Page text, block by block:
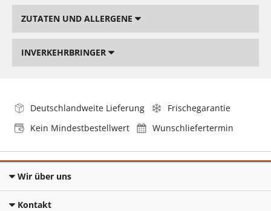
ZUTATEN UND ALLERGENE
INVERKEHRBRINGER
Deutschlandweite Lieferung
Frischegarantie
Kein Mindestbestellwert
Wunschliefertermin
Wir über uns
Kontakt